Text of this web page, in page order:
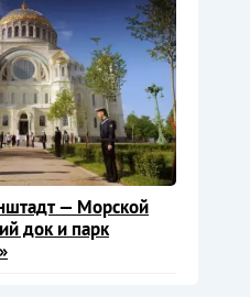
— Морской
док и парк